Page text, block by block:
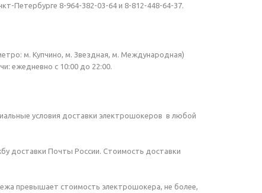
Петербурге 8-964-382-03-64 и 8-812-448-64-37.
м. Купчино, м. Звездная, м. Международная)
ежедневно с 10:00 до 22:00.
условия доставки электрошокеров в любой
доставки Почты России. Стоимость доставки
превышает стоимость электрошокера, не более,